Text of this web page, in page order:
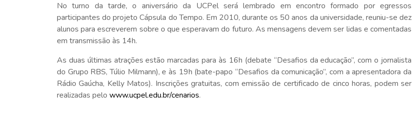
No turno da tarde, o aniversário da UCPel será lembrado em encontro formado por egressos
participantes do projeto Cápsula do Tempo. Em 2010, durante os 50 anos da universidade, reuniu-se dez
alunos para escreverem sobre o que esperavam do futuro. As mensagens devem ser lidas e comentadas
em transmissão às 14h.
As duas últimas atrações estão marcadas para às 16h (debate “Desafios da educação”, com o jornalista
do Grupo RBS, Túlio Milmann), e às 19h (bate-papo “Desafios da comunicação”, com a apresentadora da
Rádio Gaúcha, Kelly Matos). Inscrições gratuitas, com emissão de certificado de cinco horas, podem ser
realizadas pelo www.ucpel.edu.br/cenarios.